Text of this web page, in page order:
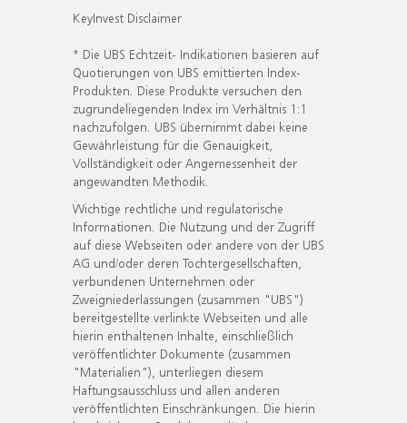
KeyInvest Disclaimer
* Die UBS Echtzeit- Indikationen basieren auf
Quotierungen von UBS emittierten Index-
Produkten. Diese Produkte versuchen den
zugrundeliegenden Index im Verhältnis 1:1
nachzufolgen. UBS übernimmt dabei keine
Gewährleistung für die Genauigkeit,
Vollständigkeit oder Angemessenheit der
angewandten Methodik.
Wichtige rechtliche und regulatorische
Informationen. Die Nutzung und der Zugriff
auf diese Webseiten oder andere von der UBS
AG und/oder deren Tochtergesellschaften,
verbundenen Unternehmen oder
Zweigniederlassungen (zusammen "UBS")
bereitgestellte verlinkte Webseiten und alle
hierin enthaltenen Inhalte, einschließlich
veröffentlichter Dokumente (zusammen
"Materialien"), unterliegen diesem
Haftungsausschluss und allen anderen
veröffentlichten Einschränkungen. Die hierin